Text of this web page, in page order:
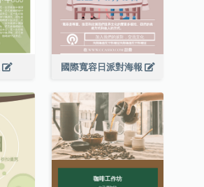
國際寬容日派對海報